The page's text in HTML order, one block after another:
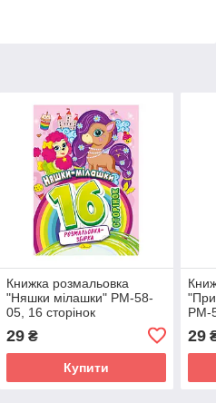
Книжка розмальовка
"Няшки мілашки" РМ-58-
05, 16 сторінок
29₴
Купити
РМ-
29